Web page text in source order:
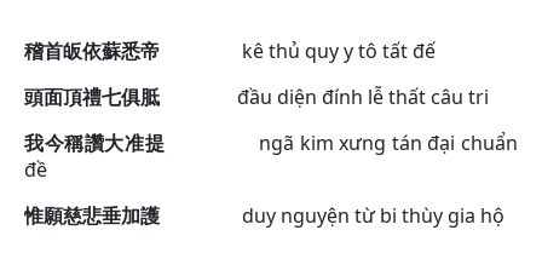
稽首皈依蘇悉帝 kê thủ quy y tô tất đế
頭面頂禮七俱胝 đầu diện đính lễ thất câu tri
我今稱讚大准提 ngã kim xưng tán đại chuẩn
đề
惟願慈悲垂加護 duy nguyện từ bi thùy gia hộ